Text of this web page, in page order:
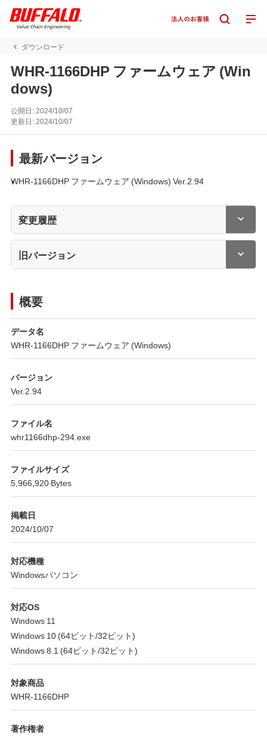
ダウンロード
WHR-1166DHP ファームウェア (Win
dows)
公開日:2024/10/07
更新日:2024/10/07
最新バージョン
WHR-1166DHP ファームウェア (Windows) Ver.2.94
変更履歴
旧バージョン
概要
データ名
WHR-1166DHP ファームウェア (Windows)
バージョン
Ver.2.94
ファイル名
whr1166dhp-294.exe
ファイルサイズ
5,966,920 Bytes
掲載日
2024/10/07
対応機種
Windowsパソコン
対応OS
Windows 11
Windows 10 (64ビット/32ビット)
Windows 8.1 (64ビット/32ビット)
対象商品
WHR-1166DHP
著作権者